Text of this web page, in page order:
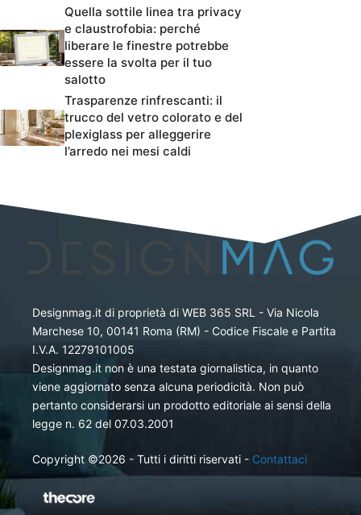
Quella sottile linea tra privacy
e claustrofobia: perché
liberare le finestre potrebbe
essere la svolta per il tuo
salotto
Trasparenze rinfrescanti: il
trucco del vetro colorato e del
plexiglass per alleggerire
l’arredo nei mesi caldi
Designmag.it di proprietà di WEB 365 SRL - Via Nicola
Marchese 10, 00141 Roma (RM) - Codice Fiscale e Partita
I.V.A. 12279101005
Designmag.it non è una testata giornalistica, in quanto
viene aggiornato senza alcuna periodicità. Non può
pertanto considerarsi un prodotto editoriale ai sensi della
legge n. 62 del 07.03.2001
Copyright ©2026 - Tutti i diritti riservati - Contattaci